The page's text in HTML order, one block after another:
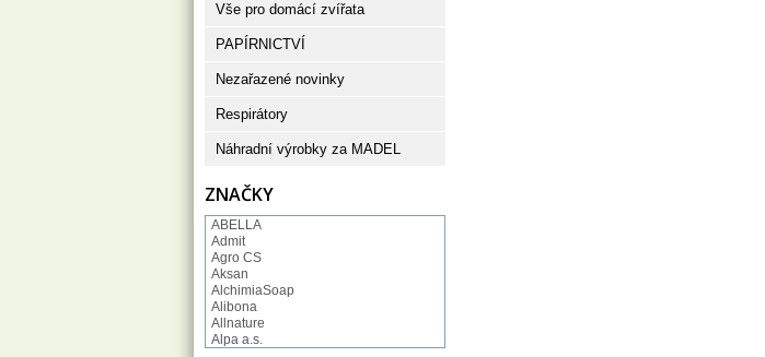
Vše pro domácí zvířata
PAPÍRNICTVÍ
Nezařazené novinky
Respirátory
Náhradní výrobky za MADEL
ZNAČKY
ABELLA
Admit
Agro CS
Aksan
AlchimiaSoap
Alibona
Allnature
Alpa a.s.